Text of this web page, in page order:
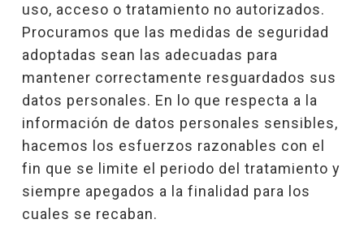
uso, acceso o tratamiento no autorizados.
Procuramos que las medidas de seguridad
adoptadas sean las adecuadas para
mantener correctamente resguardados sus
datos personales. En lo que respecta a la
información de datos personales sensibles,
hacemos los esfuerzos razonables con el
fin que se limite el periodo del tratamiento y
siempre apegados a la finalidad para los
cuales se recaban.